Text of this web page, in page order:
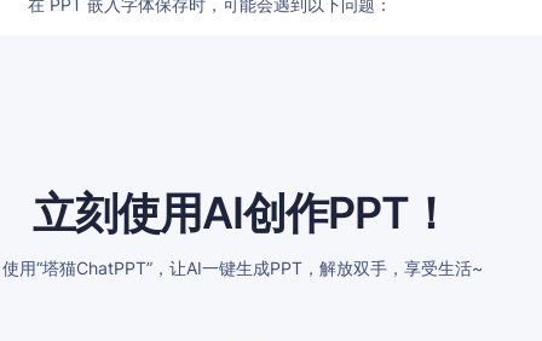
在 PPT 嵌入字体保存时，可能会遇到以下问题：
立刻使用AI创作PPT！
使用“塔猫ChatPPT”，让AI一键生成PPT，解放双手，享受生活~